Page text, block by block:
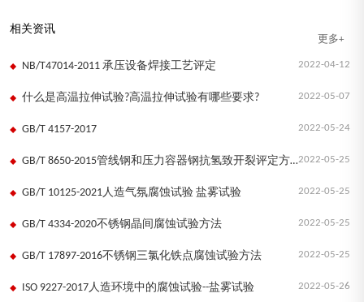
相关资讯
更多+
2022-04-12
NB/T47014-2011 承压设备焊接工艺评定
2022-05-07
什么是高温拉伸试验?高温拉伸试验有哪些要求?
2022-05-24
GB/T 4157-2017
2022-05-25
GB/T 8650-2015管线钢和压力容器钢抗氢致开裂评定方法
2022-05-25
GB/T 10125-2021人造气氛腐蚀试验 盐雾试验
2022-05-25
GB/T 4334-2020不锈钢晶间腐蚀试验方法
2022-05-25
GB/T 17897-2016不锈钢三氯化铁点腐蚀试验方法
2022-05-26
ISO 9227-2017人造环境中的腐蚀试验--盐雾试验